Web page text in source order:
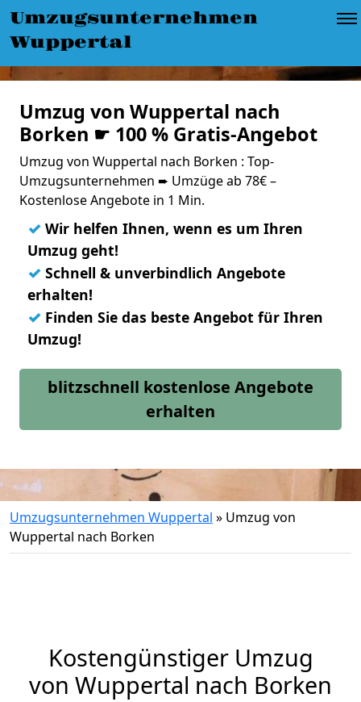
Umzugsunternehmen
Wuppertal
Umzug von Wuppertal nach
Borken ☛ 100 % Gratis-Angebot
Umzug von Wuppertal nach Borken : Top-
Umzugsunternehmen ➨ Umzüge ab 78€ –
Kostenlose Angebote in 1 Min.
✓ Wir helfen Ihnen, wenn es um Ihren
Umzug geht!
✓ Schnell & unverbindlich Angebote
erhalten!
✓ Finden Sie das beste Angebot für Ihren
Umzug!
blitzschnell kostenlose Angebote
erhalten
Umzugsunternehmen Wuppertal » Umzug von
Wuppertal nach Borken
Kostengünstiger Umzug
von Wuppertal nach Borken